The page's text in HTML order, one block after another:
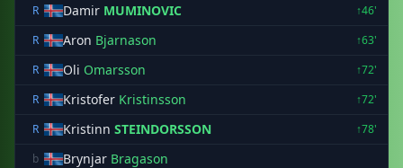
R Damir MUMINOVIC
↑46'
R
Aron Bjarnason
↑63'
R
Oli Omarsson
↑72'
R
Kristofer Kristinsson
↑72'
R
Kristinn STEINDORSSON
↑78'
b
Brynjar Bragason